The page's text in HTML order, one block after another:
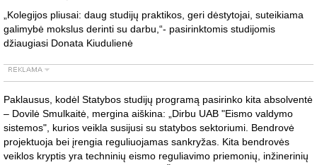
„Kolegijos pliusai: daug studijų praktikos, geri dėstytojai, suteikiama
galimybė mokslus derinti su darbu,“- pasirinktomis studijomis
džiaugiasi Donata Kiudulienė
Paklausus, kodėl Statybos studijų programą pasirinko kita absolventė
– Dovilė Smulkaitė, mergina aiškina: „Dirbu UAB "Eismo valdymo
sistemos", kurios veikla susijusi su statybos sektoriumi. Bendrovė
projektuoja bei įrengia reguliuojamas sankryžas. Kita bendrovės
veiklos kryptis yra techninių eismo reguliavimo priemonių, inžinerinių